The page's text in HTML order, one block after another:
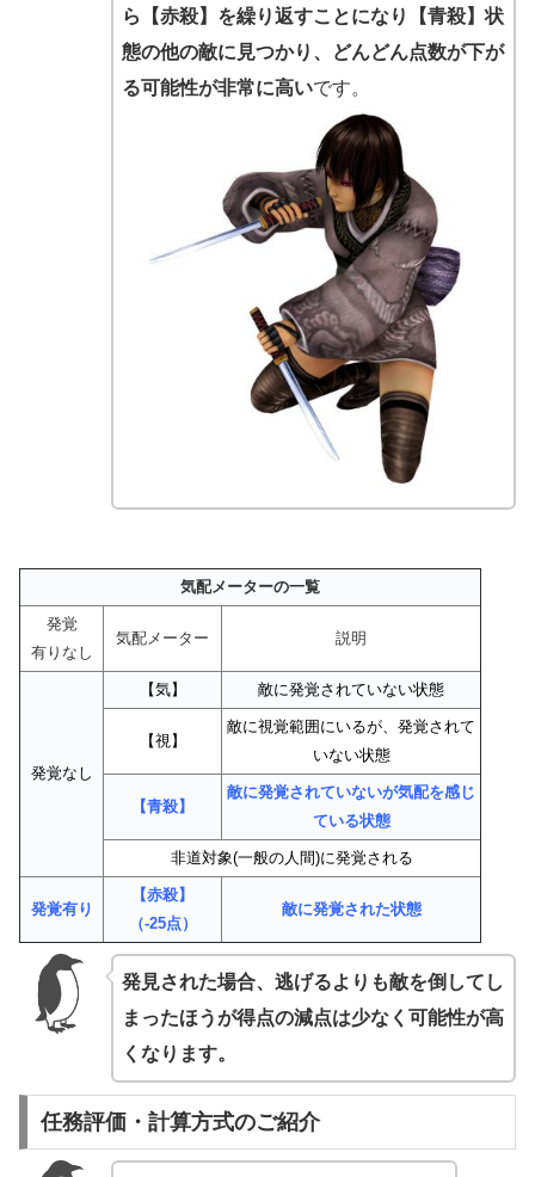
ら【赤殺】を繰り返すことになり【青殺】状
態の他の敵に見つかり、どんどん点数が下が
る可能性が非常に高いです。
気配メーターの一覧
発覚
有りなし
気配メーター 説明
発覚なし
【気】 敵に発覚されていない状態
【視】
敵に視覚範囲にいるが、発覚されて
いない状態
【青殺】
敵に発覚されていないが気配を感じ
ている状態
非道対象(一般の人間)に発覚される
発覚有り
【赤殺】
（-25点）
敵に発覚された状態
発見された場合、逃げるよりも敵を倒してし
まったほうが得点の減点は少なく可能性が高
くなります。
任務評価・計算方式のご紹介